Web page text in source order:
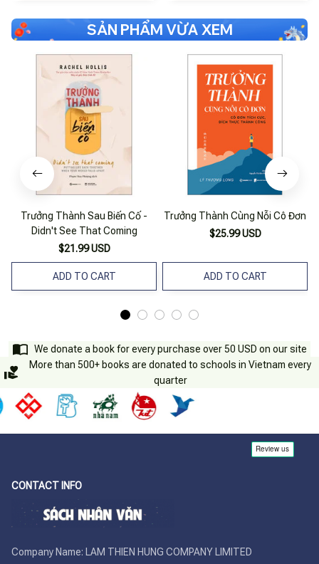
SẢN PHẨM VỪA XEM
Trưởng Thành Sau Biến Cố -
Didn't See That Coming
$21.99 USD
ADD TO CART
Trưởng Thành Cùng Nỗi Cô Đơn
$25.99 USD
ADD TO CART
We donate a book for every purchase over 50 USD on our site
More than 500+ books are donated to schools in Vietnam every
quarter
CONTACT INFO
Company Name: LAM THIEN HUNG COMPANY LIMITED